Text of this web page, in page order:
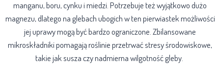
manganu, boru, cynku i miedzi. Potrzebuje też wyjątkowo dużo
magnezu, dlatego na glebach ubogich w ten pierwiastek możliwości
jej uprawy mogą być bardzo ograniczone . Zbilansowane
mikroskładniki pomagają roślinie przetrwać stresy środowiskowe,
takie jak susza czy nadmierna wilgotność gleby.